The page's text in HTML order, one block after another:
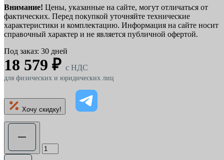
Внимание! Цены, указанные на сайте, могут отличаться от
фактических. Перед покупкой уточняйте технические
характеристики и комплектацию. Информация на сайте носит
справочный характер и не является публичной офертой.
Под заказ: 30 дней
18 579 ₽ c НДС
для физических и юридических лиц
Хочу скидку!